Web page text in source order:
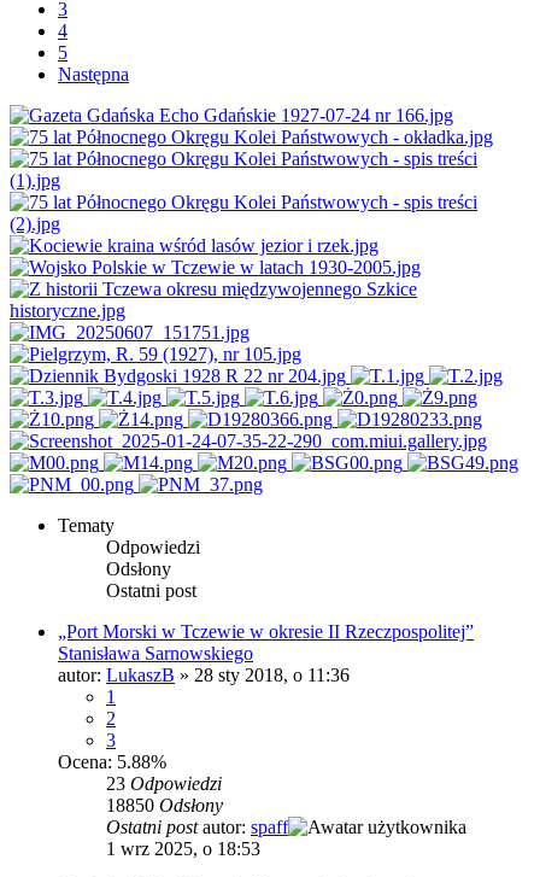
3
4
5
Następna
Tematy
Odpowiedzi
Odsłony
Ostatni post
„Port Morski w Tczewie w okresie II Rzeczpospolitej”
Stanisława Sarnowskiego
autor: LukaszB » 28 sty 2018, o 11:36
1
2
3
Ocena: 5.88%
23 Odpowiedzi
18850 Odsłony
Ostatni postautor: spaff
1 wrz 2025, o 18:53